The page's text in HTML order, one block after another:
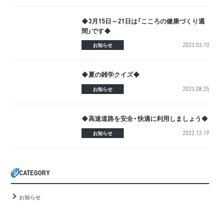
◆3月15日～21日は「こころの健康づくり週
間」です◆
お知らせ 2023.03.10
◆夏の雑学クイズ◆
お知らせ 2023.08.25
◆高速道路を安全・快適に利用しましょう◆
お知らせ 2022.12.19
CATEGORY
お知らせ